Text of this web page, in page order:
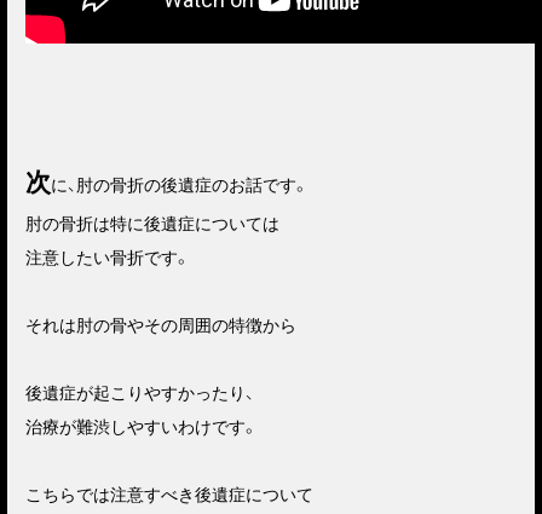
次に、肘の骨折の後遺症のお話です。
肘の骨折は特に後遺症については
注意したい骨折です。
それは肘の骨やその周囲の特徴から
後遺症が起こりやすかったり、
治療が難渋しやすいわけです。
こちらでは注意すべき後遺症について